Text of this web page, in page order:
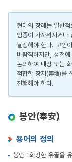
현대의 장례는 일반
임종이 가까워지거나
결정해야 한다. 고인
바람직하지만, 생전
논의하여 매장 또는
적합한 장지(葬地)를
진행해야 한다.
봉안(奉安)
용어의 정의
봉안 : 화장한 유골을